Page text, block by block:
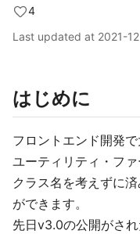
4
Last updated at 2021-
はじめに
フロントエンド開発
ユーティリティ・ファ
クラス名を考えずに
ができます。
先日v3.0の公開がさ